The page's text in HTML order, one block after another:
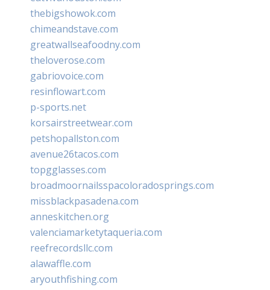
thebigshowok.com
chimeandstave.com
greatwallseafoodny.com
theloverose.com
gabriovoice.com
resinflowart.com
p-sports.net
korsairstreetwear.com
petshopallston.com
avenue26tacos.com
topgglasses.com
broadmoornailsspacoloradosprings.com
missblackpasadena.com
anneskitchen.org
valenciamarketytaqueria.com
reefrecordsllc.com
alawaffle.com
aryouthfishing.com